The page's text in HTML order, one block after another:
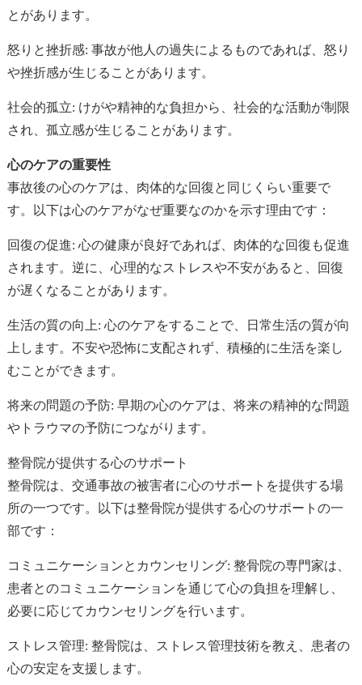
とがあります。
怒りと挫折感: 事故が他人の過失によるものであれば、怒り
や挫折感が生じることがあります。
社会的孤立: けがや精神的な負担から、社会的な活動が制限
され、孤立感が生じることがあります。
心のケアの重要性
事故後の心のケアは、肉体的な回復と同じくらい重要で
す。以下は心のケアがなぜ重要なのかを示す理由です：
回復の促進: 心の健康が良好であれば、肉体的な回復も促進
されます。逆に、心理的なストレスや不安があると、回復
が遅くなることがあります。
生活の質の向上: 心のケアをすることで、日常生活の質が向
上します。不安や恐怖に支配されず、積極的に生活を楽し
むことができます。
将来の問題の予防: 早期の心のケアは、将来の精神的な問題
やトラウマの予防につながります。
整骨院が提供する心のサポート
整骨院は、交通事故の被害者に心のサポートを提供する場
所の一つです。以下は整骨院が提供する心のサポートの一
部です：
コミュニケーションとカウンセリング: 整骨院の専門家は、
患者とのコミュニケーションを通じて心の負担を理解し、
必要に応じてカウンセリングを行います。
ストレス管理: 整骨院は、ストレス管理技術を教え、患者の
心の安定を支援します。